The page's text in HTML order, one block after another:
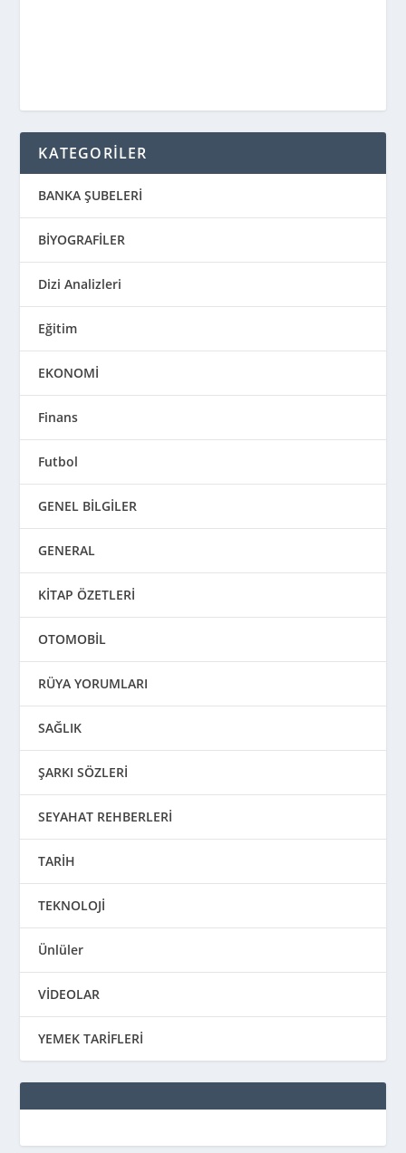
KATEGORİLER
BANKA ŞUBELERİ
BİYOGRAFİLER
Dizi Analizleri
Eğitim
EKONOMİ
Finans
Futbol
GENEL BİLGİLER
GENERAL
KİTAP ÖZETLERİ
OTOMOBİL
RÜYA YORUMLARI
SAĞLIK
ŞARKI SÖZLERİ
SEYAHAT REHBERLERİ
TARİH
TEKNOLOJİ
Ünlüler
VİDEOLAR
YEMEK TARİFLERİ